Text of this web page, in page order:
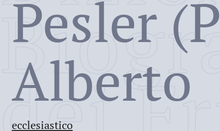
Pesler
Alberto
ecclesiastico